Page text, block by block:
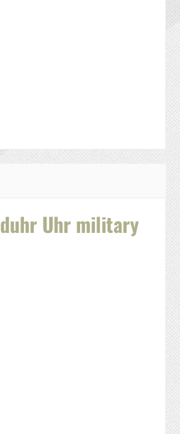
Uhr military